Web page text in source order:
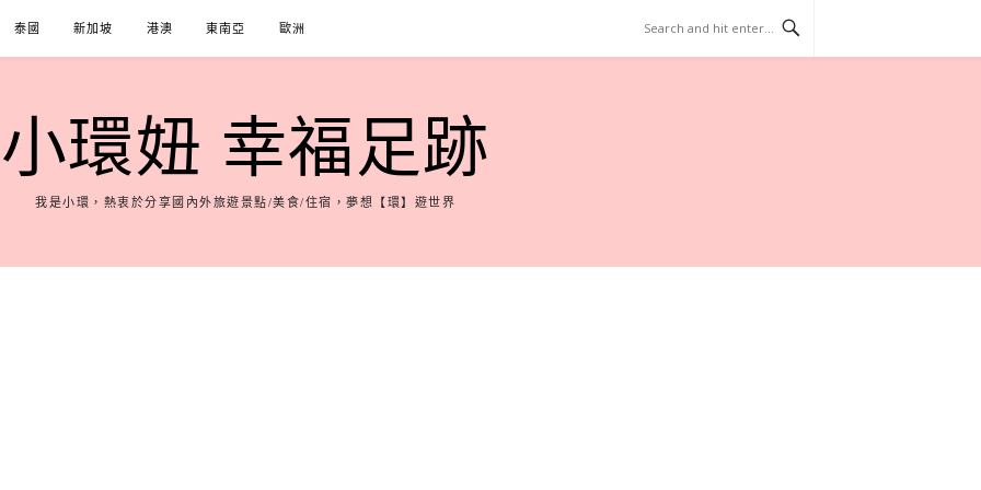
泰國 新加坡 港澳 東南亞 歐洲
小環妞 幸福足跡
我是小環，熱衷於分享國內外旅遊景點/美食/住宿，夢想【環】遊世界